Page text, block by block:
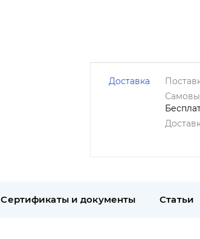
Доставка
Сертификаты и документы Статьи